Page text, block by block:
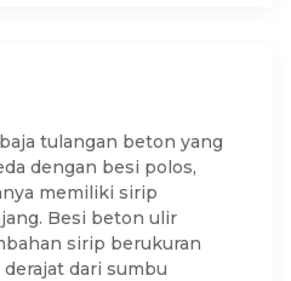
tulangan beton yang
dengan besi polos,
memiliki sirip
Besi beton ulir
sirip berukuran
dari sumbu